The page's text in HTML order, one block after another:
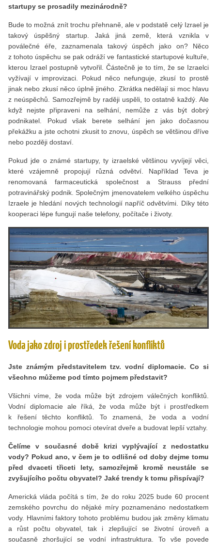
start­upy se prosadily mezinárodně?
Bude to možná znít trochu přehnaně, ale v podstatě celý Izrael je
takový úspěšný start­up. Jaká jiná země, která vznikla v
poválečné éře, zaznamenala takový úspěch jako on? Něco
z tohoto úspěchu se pak odráží ve fantastické startupové kultuře,
kterou Izrael postupně vytvořil. Částečně je to tím, že se Izraelci
vyžívají v improvizaci. Pokud něco nefunguje, zkusí to prostě
jinak nebo zkusí něco úplně jiného. Zkrátka nedělají si moc hlavu
z neúspěchů. Samozřejmě by raději uspěli, to ostatně každý. Ale
když nejste připraveni na selhání, nemůže z vás být dobrý
podnikatel. Pokud však berete selhání jen jako dočasnou
překážku a jste ochotni zkusit to znovu, úspěch se většinou dříve
nebo později dostaví.
Pokud jde o známé start­upy, ty izraelské většinou vyvíjejí věci,
které vzájemně propojují různá odvětví. Například Teva je
renomovaná farmaceutická společnost a Strauss přední
potravinářský podnik. Společným jmenovatelem velkého úspěchu
Izraele je hledání nových technologií napříč odvětvími. Díky této
kooperaci lépe fungují naše telefony, počítače i životy.
Voda jako zdroj i prostředek řešení konfliktů
Jste známým představitelem tzv. vodní diplomacie. Co si
všechno můžeme pod tímto pojmem představit?
Všichni víme, že voda může být zdrojem válečných konfliktů.
Vodní diplomacie ale říká, že voda může být i prostředkem
k řešení těchto konfliktů. To znamená, že voda a vodní
technologie mohou pomoci otevírat dveře a budovat lepší vztahy.
Čelíme v současné době krizi vyplývající z nedostatku
vody? Pokud ano, v čem je to odlišné od doby dejme tomu
před dvaceti třiceti lety, samozřejmě kromě neustále se
zvyšujícího počtu obyvatel? Jaké trendy k tomu přispívají?
Americká vláda počítá s tím, že do roku 2025 bude 60 procent
zemského povrchu do nějaké míry poznamenáno nedostatkem
vody. Hlavními faktory tohoto problému budou jak změny klimatu
a růst počtu obyvatel, tak i zlepšující se životní úroveň a
současně zhoršující se vodní infrastruktura. To vše povede